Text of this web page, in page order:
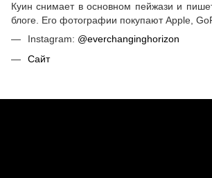
Куин снимает в основном пейжази и
блоге. Его фотографии покупают Apple,
Instagram: @everchanginghorizon
Сайт